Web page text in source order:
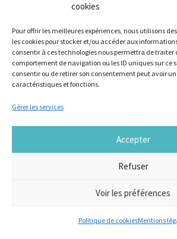
cookies
Pour offrir les meilleures expériences, nous utilisons
les cookies pour stocker et/ou accéder aux
consentir à ces technologies nous permettra de traiter
comportement de navigation ou les ID uniques sur ce
consentir ou de retirer son consentement peut avoir
caractéristiques et fonctions.
Gérer les services
Accepter
Refuser
Voir les préférences
Politique de cookiesMentions
Innovation sociale
Sur le tiers-lieu
Formations
Réalisation :
Agence